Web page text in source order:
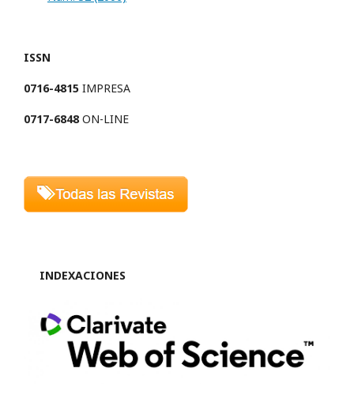
ISSN
0716-4815 IMPRESA
0717-6848ON-LINE
INDEXACIONES